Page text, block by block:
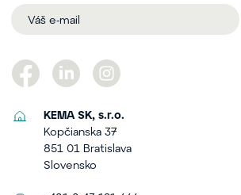
KEMA SK, s.r.o.
Kopčianska 37
851 01 Bratislava
Slovensko